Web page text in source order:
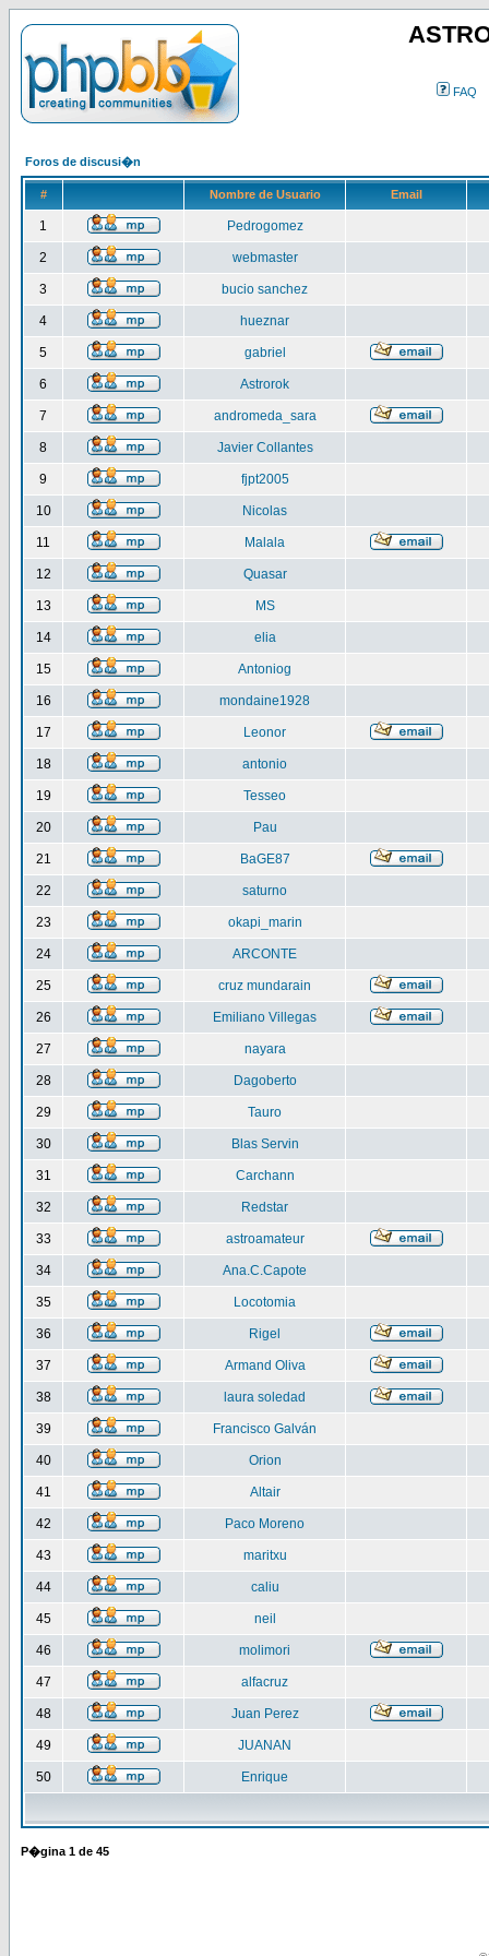
FAQ
Foros de discusi�n
# Nombre de Usuario Email
1 Pedrogomez
2 webmaster
3 bucio sanchez
4 hueznar
5 gabriel
6 Astrorok
7 andromeda_sara
8 Javier Collantes
9 fjpt2005
10 Nicolas
11 Malala
12 Quasar
13 MS
14 elia
15 Antoniog
16 mondaine1928
17 Leonor
18 antonio
19 Tesseo
20 Pau
21 BaGE87
22 saturno
23 okapi_marin
24 ARCONTE
25 cruz mundarain
26 Emiliano Villegas
27 nayara
28 Dagoberto
29 Tauro
30 Blas Servin
31 Carchann
32 Redstar
33 astroamateur
34 Ana.C.Capote
35 Locotomia
36 Rigel
37 Armand Oliva
38 laura soledad
39 Francisco Galván
40 Orion
41 Altair
42 Paco Moreno
43 maritxu
44 caliu
45 neil
46 molimori
47 alfacruz
48 Juan Perez
49 JUANAN
50 Enrique
P�gina 1 de 45